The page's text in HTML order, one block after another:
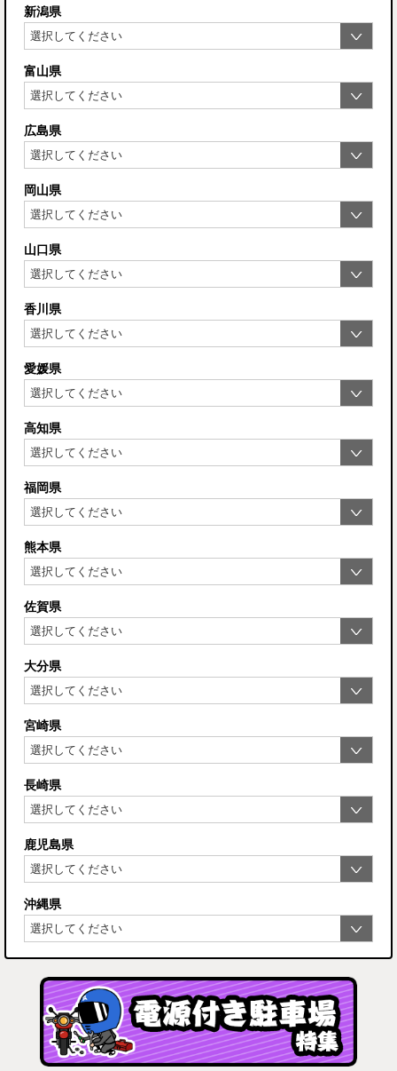
新潟県
富山県
広島県
岡山県
山口県
香川県
愛媛県
高知県
福岡県
熊本県
佐賀県
大分県
宮崎県
長崎県
鹿児島県
沖縄県